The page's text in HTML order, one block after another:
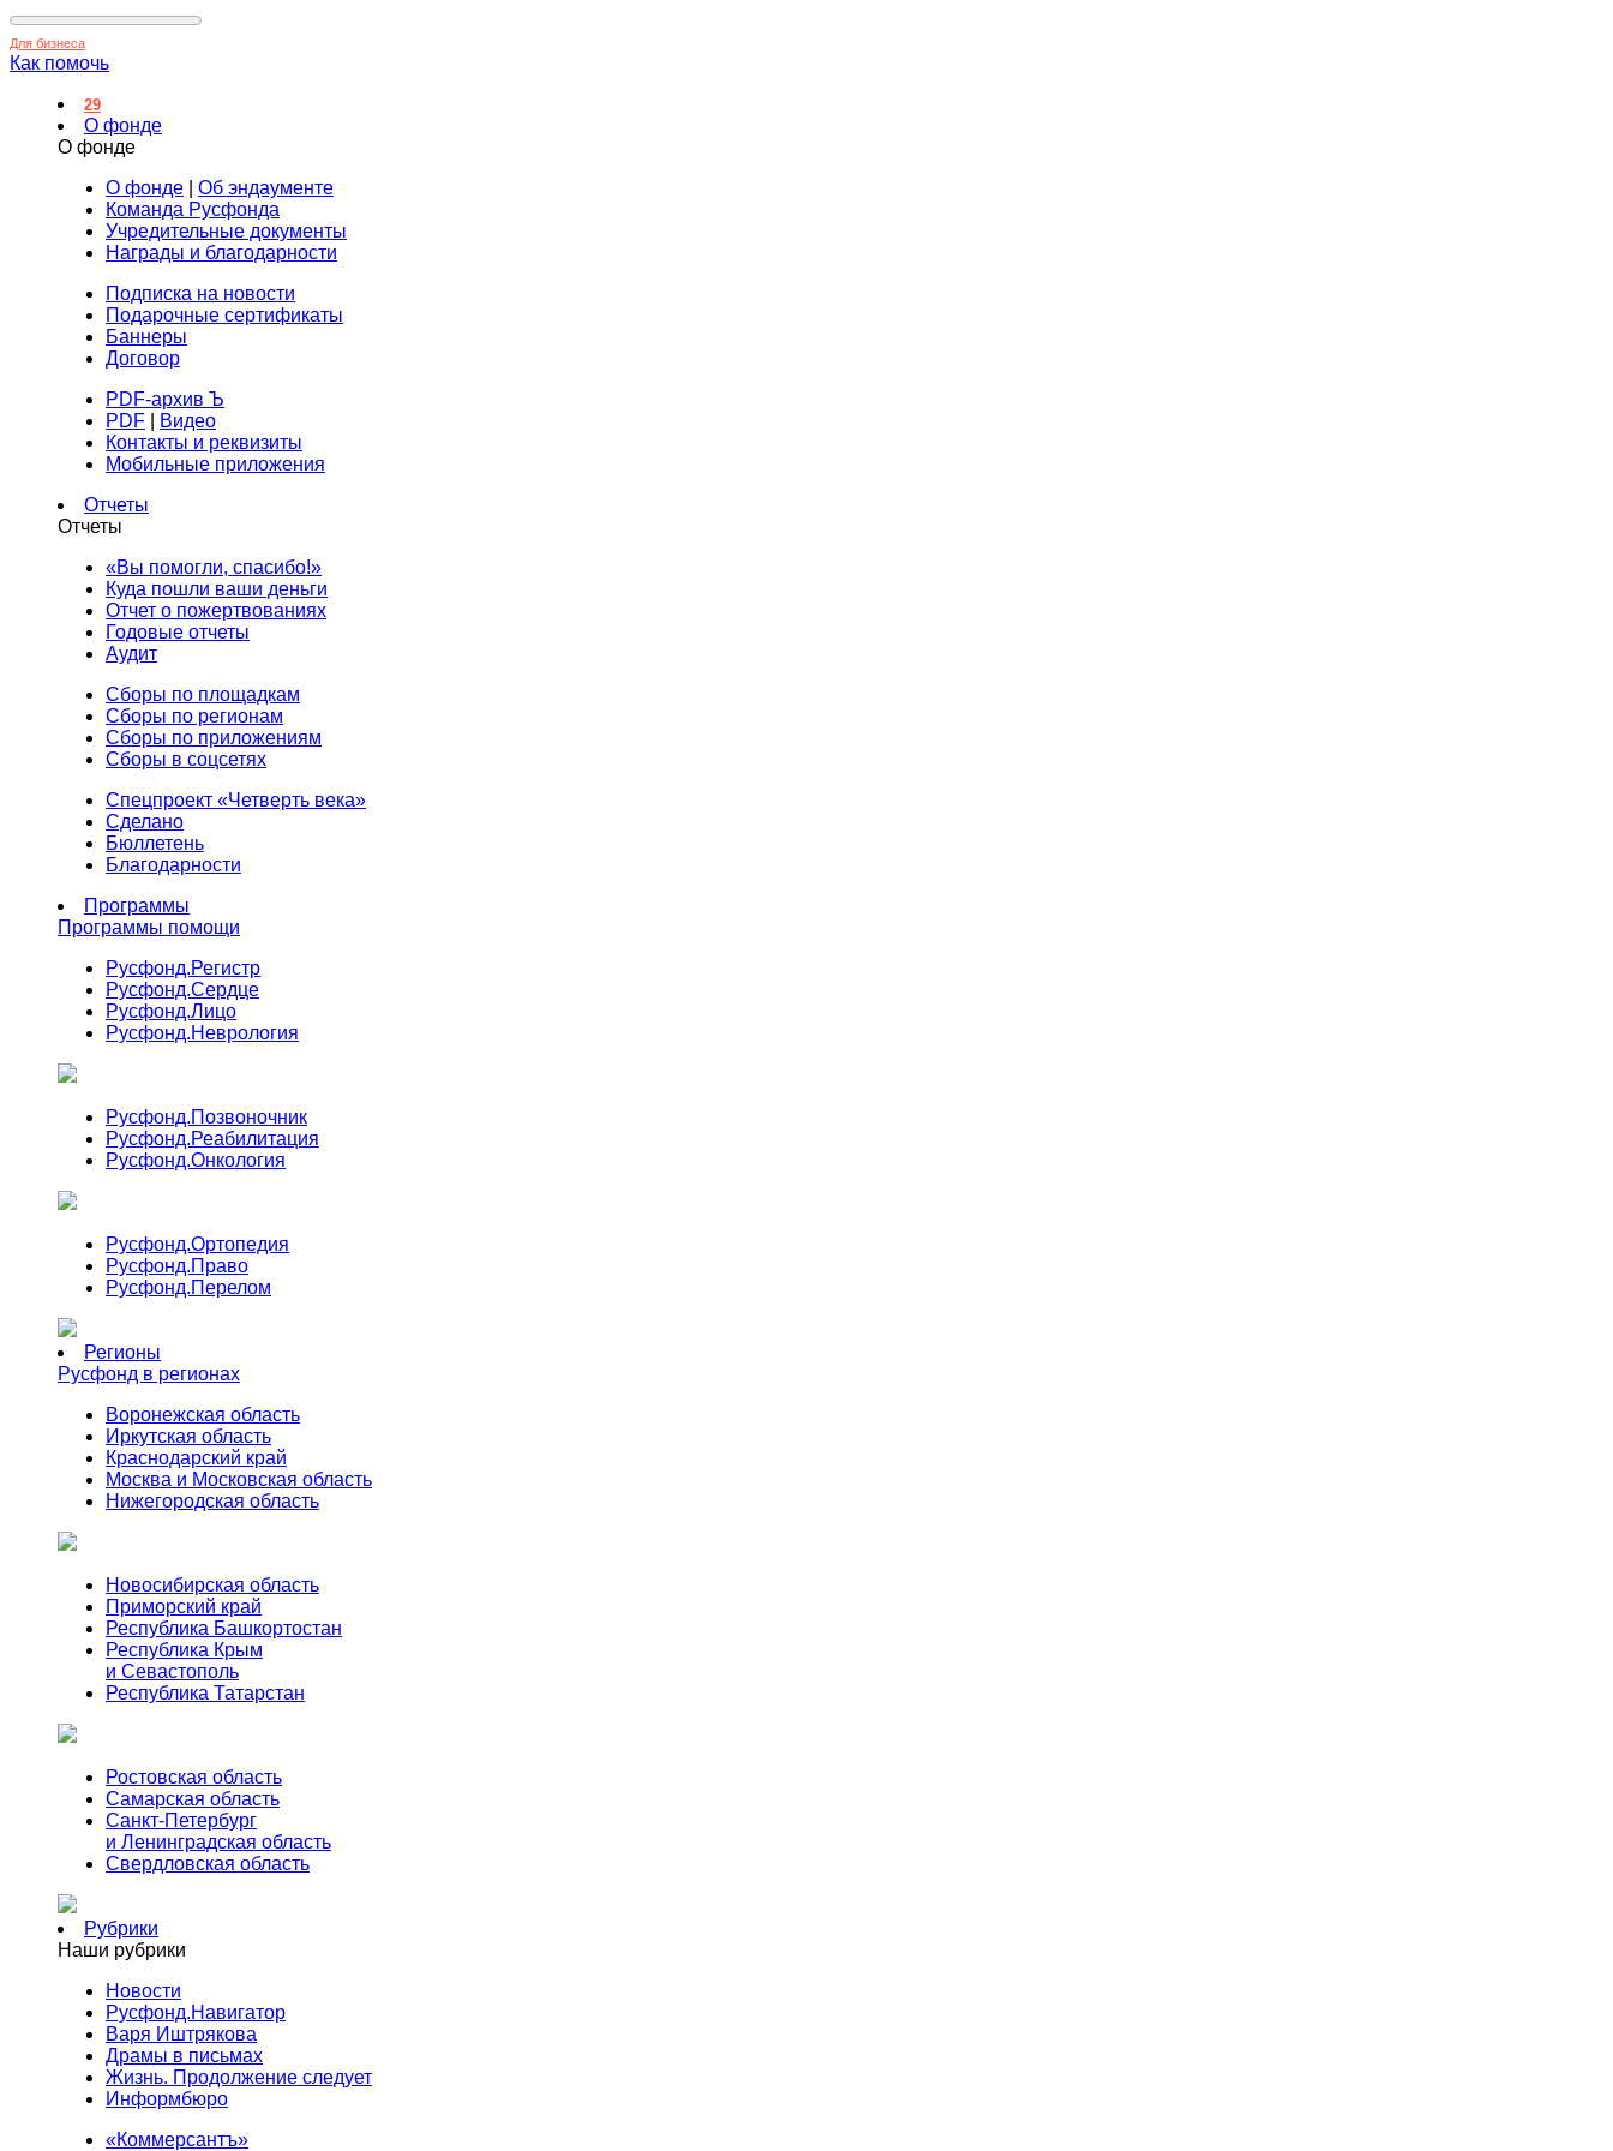
Для бизнеса
Как помочь
29
О фонде
О фонде
О фонде
Об эндаументе
Команда Русфонда
Учредительные документы
Награды и благодарности
Подписка на новости
Подарочные сертификаты
Баннеры
Договор
PDF-архив Ъ
PDF
Видео
Контакты и реквизиты
Мобильные приложения
Отчеты
Отчеты
«Вы помогли, спасибо!»
Куда пошли ваши деньги
Отчет о пожертвованиях
Годовые отчеты
Аудит
Сборы по площадкам
Сборы по регионам
Сборы по приложениям
Сборы в соцсетях
Спецпроект «Четверть века»
Сделано
Бюллетень
Благодарности
Программы
Программы помощи
Русфонд.Регистр
Русфонд.Сердце
Русфонд.Лицо
Русфонд.Неврология
Русфонд.Позвоночник
Русфонд.Реабилитация
Русфонд.Онкология
Русфонд.Ортопедия
Русфонд.Право
Русфонд.Перелом
Регионы
Русфонд в регионах
Воронежская область
Иркутская область
Краснодарский край
Москва и Московская область
Нижегородская область
Новосибирская область
Приморский край
Республика Башкортостан
Республика Крым
и Севастополь
Республика Татарстан
Ростовская область
Самарская область
Санкт-Петербург
и Ленинградская область
Свердловская область
Рубрики
Наши рубрики
Новости
Русфонд.Навигатор
Варя Иштрякова
Драмы в письмах
Жизнь. Продолжение следует
Информбюро
«Коммерсантъ»